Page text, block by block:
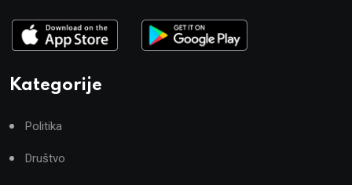
Kategorije
Politika
Društvo